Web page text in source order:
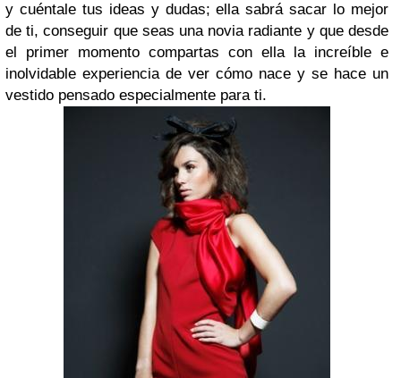
y cuéntale tus ideas y dudas; ella sabrá sacar lo mejor
de ti, conseguir que seas una novia radiante y que desde
el primer momento compartas con ella la increíble e
inolvidable experiencia de ver cómo nace y se hace un
vestido pensado especialmente para ti.